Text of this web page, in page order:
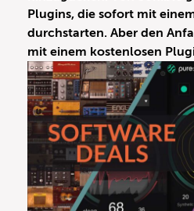
Plugins, die sofort mit
durchstarten. Aber den
mit einem kostenlosen